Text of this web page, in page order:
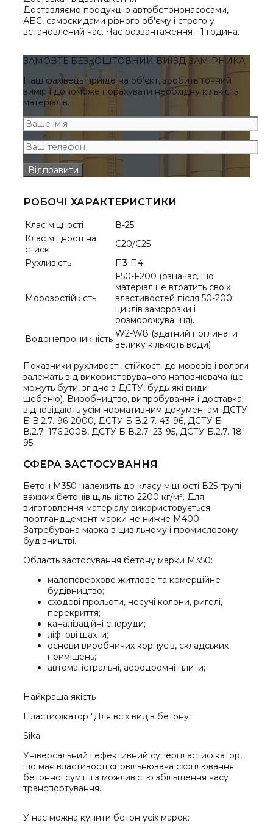
Доставляємо продукцію автобетононасосами,
АБС, самоскидами різного об'єму і строго у
встановлений час. Час розвантаження - 1 година.
ЗАМОВТЕ БЕЗКОШТОВНИЙ ВИЇЗД ЗАМІРНИКА
Наш фахівець приїде на об'єкт, зробить точний
вимір і допоможе порахувати необхідну кількість
матеріалів.
РОБОЧІ ХАРАКТЕРИСТИКИ
Клас міцності
В-25
Клас міцності на
стиск
С20/С25
Рухливість
П3-П4
Морозостійкість
F50-F200 (означає, що
матеріал не втратить своїх
властивостей після 50-200
циклів заморозки і
розморожування).
Водонепроникність W2-W8 (здатний поглинати
велику кількість води)
Показники рухливості, стійкості до морозів і вологи
залежать від використовуваного наповнювача (це
можуть бути, згідно з ДСТУ, будь-які види
щебеню). Виробництво, випробування і доставка
відповідають усім нормативним документам: ДСТУ
Б В.2.7.-96-2000, ДСТУ Б В.2.7.-43-96, ДСТУ Б
В.2.7.-176:2008, ДСТУ Б В.2.7.-23-95, ДСТУ Б.2.7.-18-
95.
СФЕРА ЗАСТОСУВАННЯ
Бетон М350 належить до класу міцності В25 групі
важких бетонів щільністю 2200 кг/м³. Для
виготовлення матеріалу використовується
портландцемент марки не нижче М400.
Затребувана марка в цивільному і промисловому
будівництві.
Область застосування бетону марки М350:
малоповерхове житлове та комерційне
будівництво;
сходові прольоти, несучі колони, ригелі,
перекриття;
каналізаційні споруди;
ліфтові шахти;
основи виробничих корпусів, складських
приміщень;
автомагістральні, аеродромні плити;
Найкраща якість
Пластифікатор "Для всіх видів бетону"
Sika
Універсальний і ефективний суперпластифікатор,
що має властивості сповільнювача схоплювання
бетонної суміші з можливістю збільшення часу
транспортування.
У нас можна купити бетон усіх марок: